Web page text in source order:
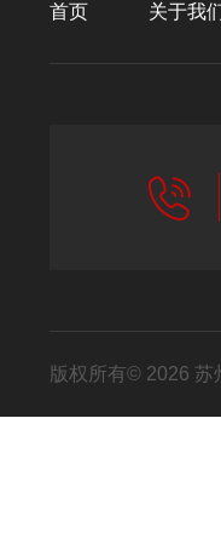
首页 关于我
版权所有© 2026